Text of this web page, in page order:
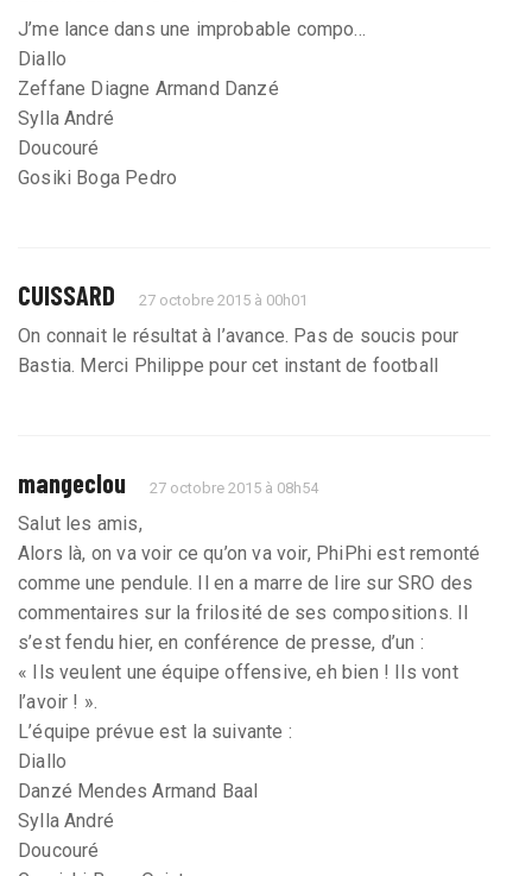
J’me lance dans une improbable compo...
Diallo
Zeffane Diagne Armand Danzé
Sylla André
Doucouré
Gosiki Boga Pedro
CUISSARD 27 octobre 2015 à 00h01
On connait le résultat à l’avance. Pas de soucis pour
Bastia. Merci Philippe pour cet instant de football
mangeclou 27 octobre 2015 à 08h54
Salut les amis,
Alors là, on va voir ce qu’on va voir, PhiPhi est remonté
comme une pendule. Il en a marre de lire sur SRO des
commentaires sur la frilosité de ses compositions. Il
s’est fendu hier, en conférence de presse, d’un :
« Ils veulent une équipe offensive, eh bien ! Ils vont
l’avoir ! ».
L’équipe prévue est la suivante :
Diallo
Danzé Mendes Armand Baal
Sylla André
Doucouré